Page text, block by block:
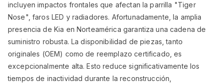
incluyen impactos frontales que afectan la parrilla "Tiger
Nose", faros LED y radiadores. Afortunadamente, la amplia
presencia de Kia en Norteamérica garantiza una cadena de
suministro robusta. La disponibilidad de piezas, tanto
originales (OEM) como de reemplazo certificado, es
excepcionalmente alta. Esto reduce significativamente los
tiempos de inactividad durante la reconstrucción,